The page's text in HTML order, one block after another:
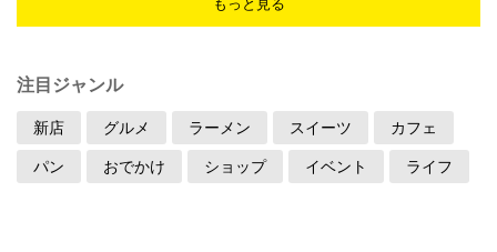
もっと見る
注目ジャンル
新店 グルメ ラーメン スイーツ カフェ
パン おでかけ ショップ イベント ライフ